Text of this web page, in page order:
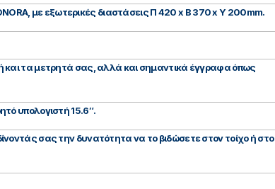
με εξωτερικές διαστάσεις Π 420 x Β 370 x Υ 200mm.
και τα μετρητά σας, αλλά και σημαντικά έγγραφα όπως
υπολογιστή 15.6″.
σας την δυνατότητα να το βιδώσετε στον τοίχο ή στο